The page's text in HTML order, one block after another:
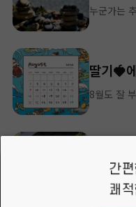
딸기🍓
8월도 잘
여름을 보